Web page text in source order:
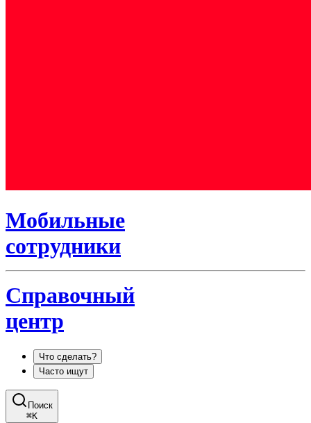
Мобильные
сотрудники
Справочный
центр
Что сделать?
Часто ищут
Поиск
⌘K